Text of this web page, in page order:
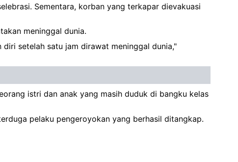
Sementara, korban yang terkapar dievakuasi
meninggal dunia.
setelah satu jam dirawat meninggal dunia,"
istri dan anak yang masih duduk di bangku kelas
pelaku pengeroyokan yang berhasil ditangkap.